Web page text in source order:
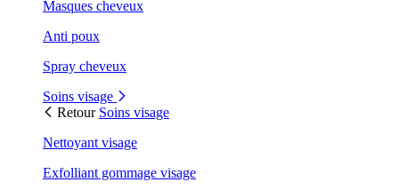
Masques cheveux
Anti poux
Spray cheveux
Soins visage
Retour Soins visage
Nettoyant visage
Exfolliant gommage visage